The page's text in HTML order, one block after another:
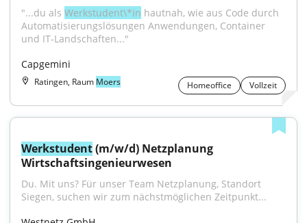
"...du als Werkstudent\*in hautnah, wie aus Code durch
Automatisierungslösungen Anwendungen, Container
und IT-Landschaften..."
Capgemini
Ratingen, Raum Moers Homeoffice Vollzeit
Werkstudent (m/w/d) Netzplanung
Wirtschaftsingenieurwesen
Du. Mit uns? Für unser Team Netzplanung, Standort
Siegen, suchen wir zum nächstmöglichen Zeitpunkt...